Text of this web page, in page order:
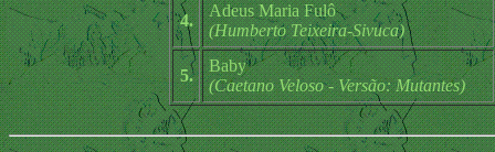
4.
Adeus Maria Fulô
(Humberto Teixeira-Sivuca)
5.
Baby
(Caetano Veloso - Versão: Mutantes)